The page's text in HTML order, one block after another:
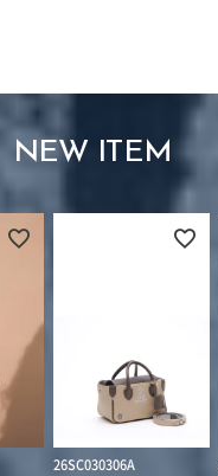
NEW ITEM
26SC030306A